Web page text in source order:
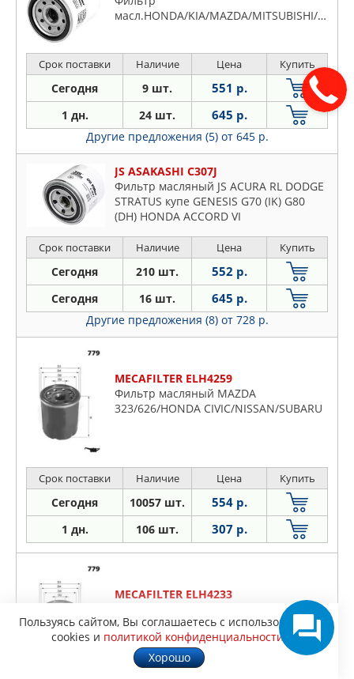
масл.HONDA/KIA/MAZDA/MITSUBISHI/OPEL
Срок поставки Наличие Цена Купить
Сегодня 9 шт. 551 р.
1 дн. 24 шт. 645 р.
Другие предложения (5) от 645 р.
JS ASAKASHI C307J
Фильтр масляный JS ACURA RL DODGE
STRATUS купе GENESIS G70 (IK) G80
(DH) HONDA ACCORD VI
Срок поставки Наличие Цена Купить
Сегодня 210 шт. 552 р.
Сегодня 16 шт. 645 р.
Другие предложения (8) от 728 р.
MECAFILTER ELH4259
Фильтр масляный MAZDA
323/626/HONDA CIVIC/NISSAN/SUBARU
Срок поставки Наличие Цена Купить
Сегодня 10057 шт. 554 р.
1 дн. 106 шт. 307 р.
MECAFILTER ELH4233
Пользуясь сайтом, Вы соглашаетесь с использованием
cookies и политикой конфиденциальности
Хорошо